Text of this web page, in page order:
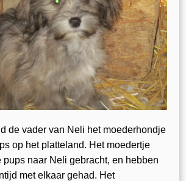
de vader van Neli het moederhondje
op het platteland. Het moedertje
pups naar Neli gebracht, en hebben
met elkaar gehad. Het